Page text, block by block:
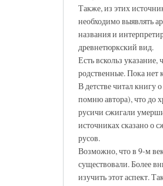
Также, из этих
необходимо выявлять
названия и
древнетюркский вид.
Есть вскольз указание,
родственные. Пока нет
В детстве читал книгу
помню автора), что до
русичи сжигали
источниках сказано о
русов.
Возможно, что в 9-м
существовали. Более
изучить этот аспект.